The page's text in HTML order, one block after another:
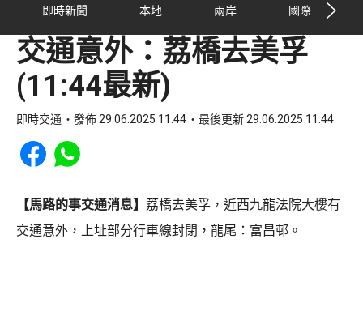
即時新聞 本地 兩岸 國際
交通意外：荔橋去美孚
(11:44最新)
即時交通 發佈 29.06.2025 11:44 最後更新 29.06.2025 11:44
Share to Facebook
Share to WhatsApp
【馬路的事交通消息】 荔橋去美孚，近西九龍法院大樓有
交通意外，上址部分行車線封閉，龍尾：富昌邨。